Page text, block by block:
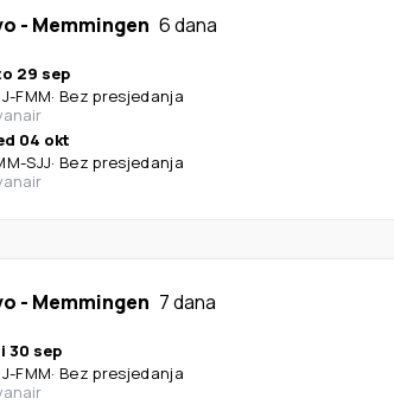
- Memmingen 6 dana
29 sep
-FMM· Bez presjedanja
04 okt
-SJJ· Bez presjedanja
- Memmingen 7 dana
30 sep
-FMM· Bez presjedanja